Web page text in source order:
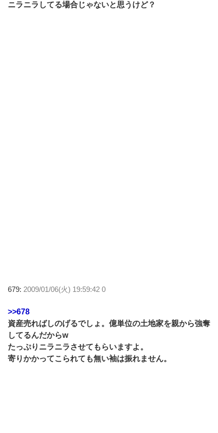
ニラニラしてる場合じゃないと思うけど？
679: 2009/01/06(火) 19:59:42 0
>>678
資産売ればしのげるでしょ。億単位の土地家を親から強奪
してるんだからw
たっぷりニラニラさせてもらいますよ。
寄りかかってこられても無い袖は振れません。